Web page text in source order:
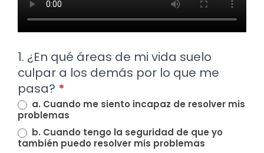
1. ¿En qué áreas de mi vida suelo
culpar a los demás por lo que me
pasa? *
a. Cuando me siento incapaz de resolver mis
problemas
b. Cuando tengo la seguridad de que yo
también puedo resolver mis problemas